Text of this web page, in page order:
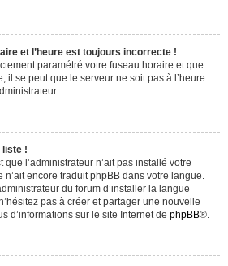
et l’heure est toujours incorrecte !
paramétré votre fuseau horaire et que
il se peut que le serveur ne soit pas à l’heure.
liste !
l’administrateur n’ait pas installé votre
encore traduit phpBB dans votre langue.
du forum d’installer la langue
pas à créer et partager une nouvelle
d’informations sur le site Internet de phpBB®.